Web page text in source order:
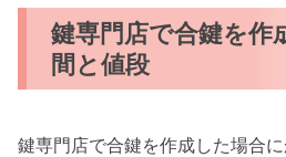
鍵専門店で合鍵を作
間と値段
鍵専門店で合鍵を作成した場合